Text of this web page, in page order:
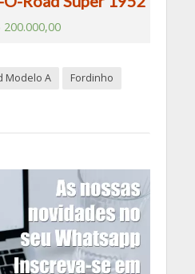
200.000,00
Modelo A
Fordinho